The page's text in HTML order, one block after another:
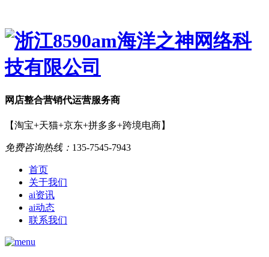
网店整合营销代运营服务商
【淘宝+天猫+京东+拼多多+跨境电商】
免费咨询热线： 135-7545-7943
首页
关于我们
ai资讯
ai动态
联系我们